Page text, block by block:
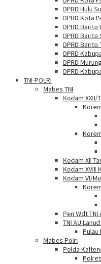
DPRD Hulu
DPRD Kota
DPRD Barito
DPRD Barito
DPRD Barito
DPRD
DPRD
DPRD
TNI-POLRI
Mabes TNI
Kodam XXII/
Kodam XII
Kodam XVIII
Kodam VI/
Pen Wdt TNI
TNI AU
Pulau
Mabes Polri
Polda